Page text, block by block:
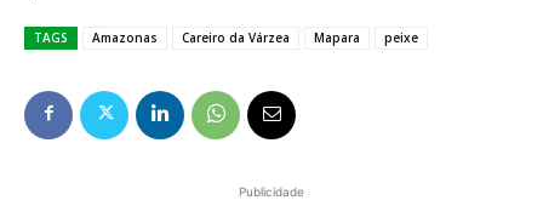
TAGS Amazonas Careiro da Várzea Mapara peixe
Publicidade